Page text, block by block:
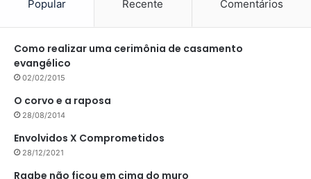
Popular Recente Comentários
Como realizar uma cerimônia de casamento
evangélico
02/02/2015
O corvo e a raposa
28/08/2014
Envolvidos X Comprometidos
28/12/2021
Raabe não ficou em cima do muro